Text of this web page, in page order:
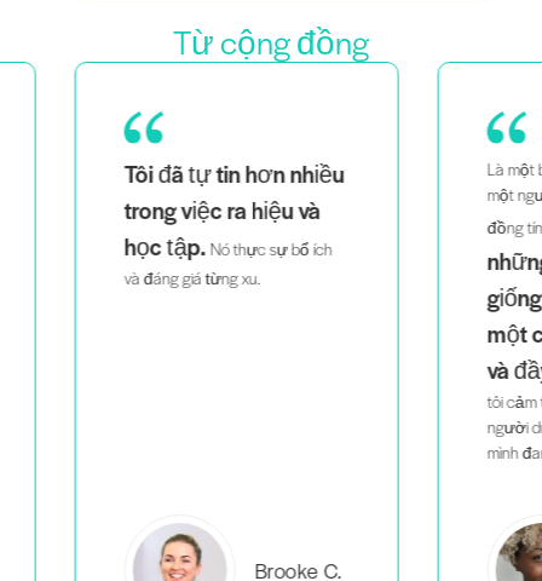
Từ cộng đồng
Là một bà mẹ của cặp song sinh,
một người phụ nữ da đen và
đồng tính,việc nhìn thấy
những người trông
giống tôi giảng dạy
Everlea B.